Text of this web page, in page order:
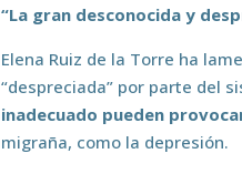
“La gran desconocida y
Elena Ruiz de la Torre ha
“despreciada” por parte del
inadecuado pueden
migraña, como la depresión.